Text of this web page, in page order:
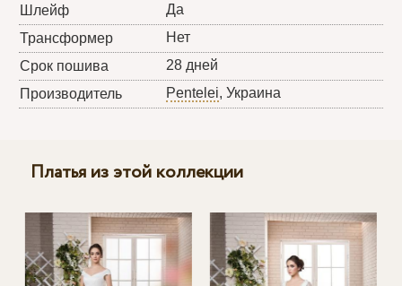
Шлейф
Да
Трансформер
Нет
Срок пошива
28 дней
Производитель
Pentelei, Украина
Платья из этой коллекции